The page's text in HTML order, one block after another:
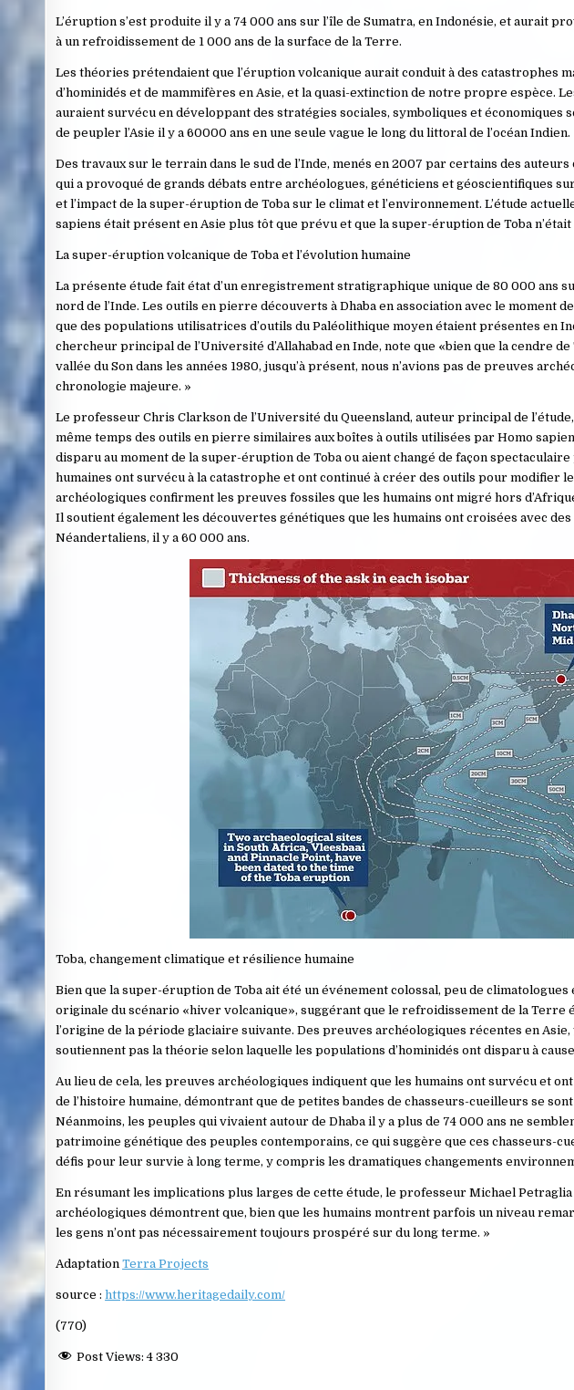
L’éruption s’est produite il y a 74 000 ans sur l’île de Sumatra, en Indonésie, et aurait
à un refroidissement de 1 000 ans de la surface de la Terre.
Les théories prétendaient que l’éruption volcanique aurait conduit à des catastrophes
d’hominidés et de mammifères en Asie, et la quasi-extinction de notre propre espèce.
auraient survécu en développant des stratégies sociales, symboliques et
de peupler l’Asie il y a 60000 ans en une seule vague le long du littoral de l’océan Indien.
Des travaux sur le terrain dans le sud de l’Inde, menés en 2007 par certains des
qui a provoqué de grands débats entre archéologues, généticiens et géoscientifiques
et l’impact de la super-éruption de Toba sur le climat et l’environnement. L’étude
sapiens était présent en Asie plus tôt que prévu et que la super-éruption de Toba
La super-éruption volcanique de Toba et l’évolution humaine
La présente étude fait état d’un enregistrement stratigraphique unique de 80 000 ans
nord de l’Inde. Les outils en pierre découverts à Dhaba en association avec le moment
que des populations utilisatrices d’outils du Paléolithique moyen étaient présentes en
chercheur principal de l’Université d’Allahabad en Inde, note que «bien que la cendre
vallée du Son dans les années 1980, jusqu’à présent, nous n’avions pas de preuves
chronologie majeure. »
Le professeur Chris Clarkson de l’Université du Queensland, auteur principal de
même temps des outils en pierre similaires aux boîtes à outils utilisées par Homo
disparu au moment de la super-éruption de Toba ou aient changé de façon
humaines ont survécu à la catastrophe et ont continué à créer des outils pour modifier
archéologiques confirment les preuves fossiles que les humains ont migré hors
Il soutient également les découvertes génétiques que les humains ont croisées avec des
Néandertaliens, il y a 60 000 ans.
Toba, changement climatique et résilience humaine
Bien que la super-éruption de Toba ait été un événement colossal, peu de
originale du scénario «hiver volcanique», suggérant que le refroidissement de la Terre
l’origine de la période glaciaire suivante. Des preuves archéologiques récentes en
soutiennent pas la théorie selon laquelle les populations d’hominidés ont disparu à
Au lieu de cela, les preuves archéologiques indiquent que les humains ont survécu et
de l’histoire humaine, démontrant que de petites bandes de chasseurs-cueilleurs se
Néanmoins, les peuples qui vivaient autour de Dhaba il y a plus de 74 000 ans ne
patrimoine génétique des peuples contemporains, ce qui suggère que ces chasseurs-
défis pour leur survie à long terme, y compris les dramatiques changements
En résumant les implications plus larges de cette étude, le professeur Michael
archéologiques démontrent que, bien que les humains montrent parfois un niveau
les gens n’ont pas nécessairement toujours prospéré sur du long terme. »
AdaptationTerra Projects
source :https://www.heritagedaily.com/
(770)
Post Views: 4 330